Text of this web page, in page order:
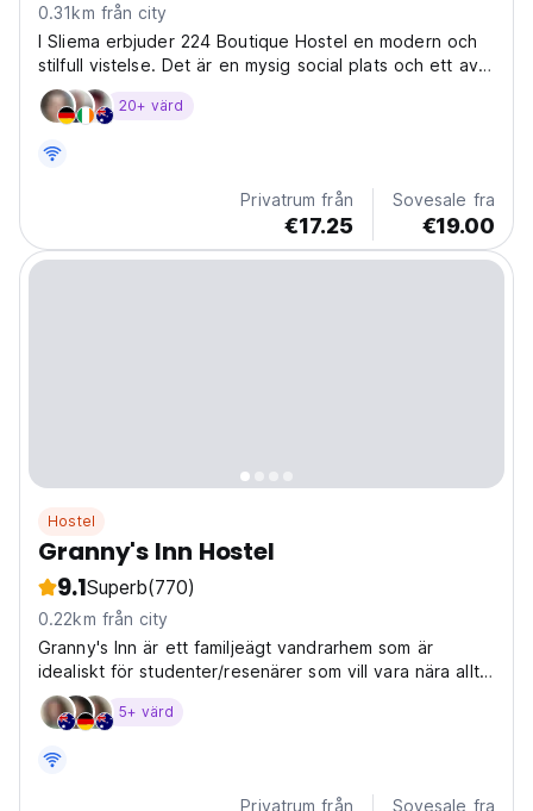
0.31km från city
I Sliema erbjuder 224 Boutique Hostel en modern och
stilfull vistelse. Det är en mysig social plats och ett av
de bästa vandrarhemmen på Malta för att utforska
Sliemas pulserande stadsliv. (Auto-translated from
20+ värd
Privatrum från
€17.25
Sovesale fra
€19.00
Hostel
Granny's Inn Hostel
9.1Superb(770)
0.22km från city
Granny's Inn är ett familjeägt vandrarhem som är
idealiskt för studenter/resenärer som vill vara nära allt
som händer.
5+ värd
Privatrum från Sovesale fra